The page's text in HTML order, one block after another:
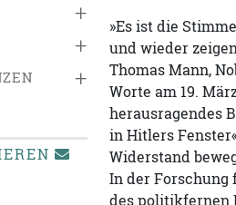
+
+
+
»Es ist die
und wieder
Thomas Mann,
Worte am 19.
herausragendes
in Hitlers
Widerstand
In der Forschung
des politikfernen